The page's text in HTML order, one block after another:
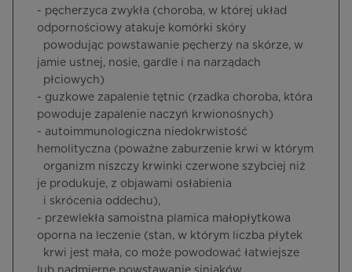
- pęcherzyca zwykła (choroba, w której układ
odpornościowy atakuje komórki skóry
powodując powstawanie pęcherzy na skórze, w
jamie ustnej, nosie, gardle i na narządach
płciowych)
- guzkowe zapalenie tętnic (rzadka choroba, która
powoduje zapalenie naczyń krwionośnych)
- autoimmunologiczna niedokrwistość
hemolityczna (poważne zaburzenie krwi w którym
organizm niszczy krwinki czerwone szybciej niż
je produkuje, z objawami osłabienia
i skrócenia oddechu),
- przewlekła samoistna plamica małopłytkowa
oporna na leczenie (stan, w którym liczba płytek
krwi jest mała, co może powodować łatwiejsze